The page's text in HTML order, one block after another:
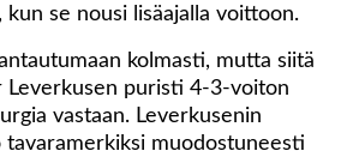
kun se nousi lisäajalla voittoon.
kolmasti, mutta siitä
Leverkusen puristi 4-3-voiton
vastaan. Leverkusenin
muodostuneesti